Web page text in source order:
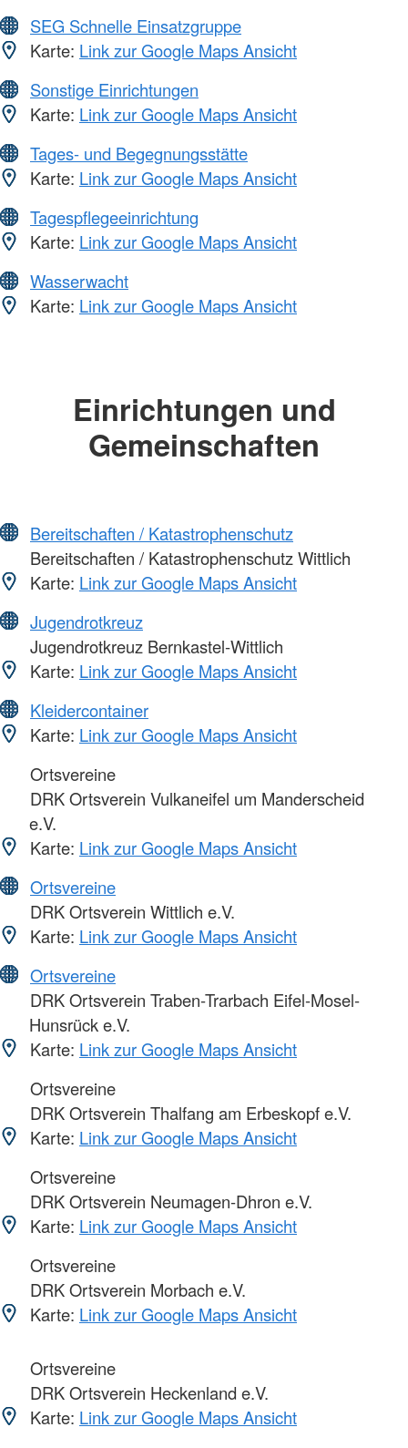
SEG Schnelle Einsatzgruppe
Karte: Link zur Google Maps Ansicht
Sonstige Einrichtungen
Karte: Link zur Google Maps Ansicht
Tages- und Begegnungsstätte
Karte: Link zur Google Maps Ansicht
Tagespflegeeinrichtung
Karte: Link zur Google Maps Ansicht
Wasserwacht
Karte: Link zur Google Maps Ansicht
Einrichtungen und
Gemeinschaften
Bereitschaften / Katastrophenschutz
Bereitschaften / Katastrophenschutz Wittlich
Karte: Link zur Google Maps Ansicht
Jugendrotkreuz
Jugendrotkreuz Bernkastel-Wittlich
Karte: Link zur Google Maps Ansicht
Kleidercontainer
Karte: Link zur Google Maps Ansicht
Ortsvereine
DRK Ortsverein Vulkaneifel um Manderscheid
e.V.
Karte: Link zur Google Maps Ansicht
Ortsvereine
DRK Ortsverein Wittlich e.V.
Karte: Link zur Google Maps Ansicht
Ortsvereine
DRK Ortsverein Traben-Trarbach Eifel-Mosel-
Hunsrück e.V.
Karte: Link zur Google Maps Ansicht
Ortsvereine
DRK Ortsverein Thalfang am Erbeskopf e.V.
Karte: Link zur Google Maps Ansicht
Ortsvereine
DRK Ortsverein Neumagen-Dhron e.V.
Karte: Link zur Google Maps Ansicht
Ortsvereine
DRK Ortsverein Morbach e.V.
Karte: Link zur Google Maps Ansicht
Ortsvereine
DRK Ortsverein Heckenland e.V.
Karte: Link zur Google Maps Ansicht